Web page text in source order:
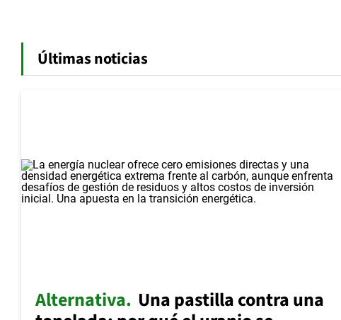
Últimas noticias
Alternativa Una pastilla contra una